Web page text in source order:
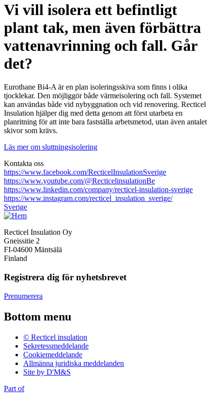
Vi vill isolera ett befintligt
plant tak, men även förbättra
vattenavrinning och fall. Går
det?
Eurothane Bi4-A är en plan isoleringsskiva som finns i olika
tjocklekar. Den möjliggör både värmeisolering och fall. Systemet
kan användas både vid nybyggnation och vid renovering. Recticel
Insulation hjälper dig med detta genom att först utarbeta en
planritning för att inte bara fastställa arbetsmetod, utan även antalet
skivor som krävs.
Läs mer om sluttningsisolering
Kontakta oss
https://www.facebook.com/RecticelInsulationSverige
https://www.youtube.com/@RecticelinsulationBe
https://www.linkedin.com/company/recticel-insulation-sverige
https://www.instagram.com/recticel_insulation_sverige/
Sverige
Recticel Insulation Oy
Gneissitie 2
FI-04600 Mäntsälä
Finland
Registrera dig för nyhetsbrevet
Prenumerera
Bottom menu
© Recticel insulation
Sekretessmeddelande
Cookiemeddelande
Allmänna juridiska meddelanden
Site by D'M&S
Part of